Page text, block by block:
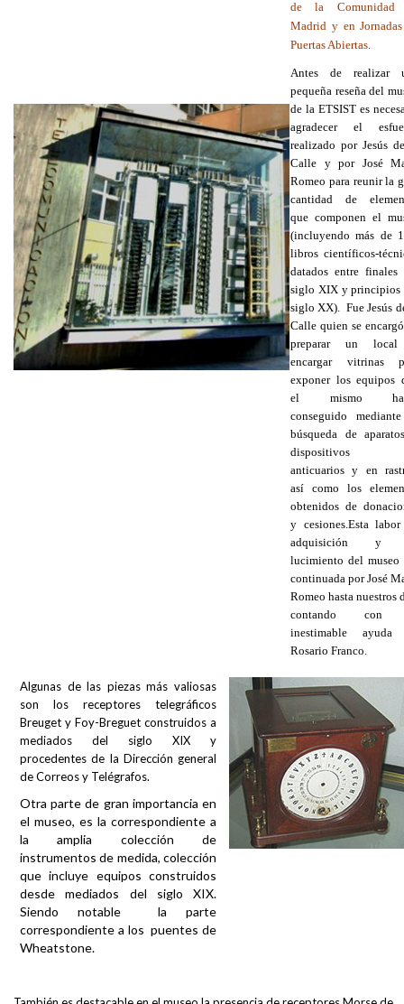
de la Comunidad
Madrid y en
Puertas Abiertas.
Antes de realizar
pequeña reseña del
de la ETSIST es
agradecer el
realizado por Jesús
Calle y por José
Romeo para reunir la
cantidad de
que componen el
(incluyendo más de
libros científicos-
datados entre finales
siglo XIX y principios
siglo XX). Fue Jesús
Calle quien se
preparar un
encargar vitrinas
exponer los equipos
el mismo
conseguido
búsqueda de
dispositivos
anticuarios y en
así como los
obtenidos de
y cesiones.Esta
adquisición y
lucimiento del museo
continuada por José
Romeo hasta nuestros
contando con
inestimable ayuda
Rosario Franco.
Algunas de las piezas más valiosas
son los receptores telegráficos
Breuget y Foy-Breguet construidos a
mediados del siglo XIX y
procedentes de la Dirección general
de Correos y Telégrafos.
Otra parte de gran importancia en
el museo, es la correspondiente a
la amplia colección de
instrumentos de medida, colección
que incluye equipos construidos
desde mediados del siglo XIX.
Siendo notable la parte
correspondiente a los puentes de
Wheatstone.